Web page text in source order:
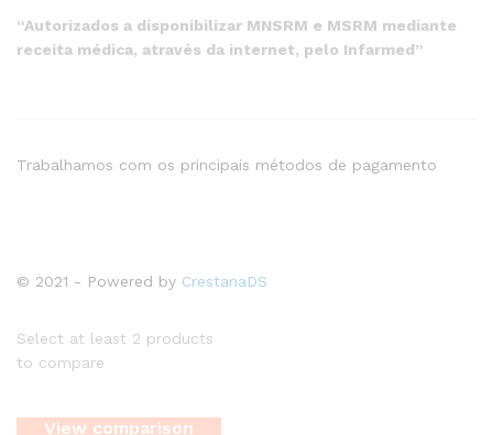
“Autorizados a disponibilizar MNSRM e MSRM mediante
receita médica, através da internet, pelo Infarmed”
© 2021 - Powered by CrestanaDS
Trabalhamos com os principais métodos de pagamento
Select at least 2 products
to compare
View comparison